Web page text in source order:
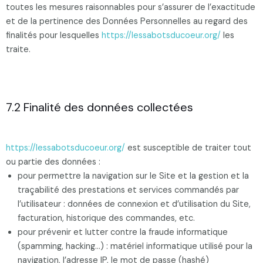
toutes les mesures raisonnables pour s’assurer de l’exactitude
et de la pertinence des Données Personnelles au regard des
finalités pour lesquelles https://lessabotsducoeur.org/ les
traite.
7.2 Finalité des données collectées
https://lessabotsducoeur.org/ est susceptible de traiter tout
ou partie des données :
pour permettre la navigation sur le Site et la gestion et la
traçabilité des prestations et services commandés par
l’utilisateur : données de connexion et d’utilisation du Site,
facturation, historique des commandes, etc.
pour prévenir et lutter contre la fraude informatique
(spamming, hacking…) : matériel informatique utilisé pour la
navigation, l’adresse IP, le mot de passe (hashé)